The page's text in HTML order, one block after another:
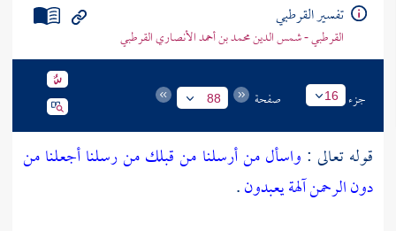
تفسير القرطبي
القرطبي - شمس الدين محمد بن أحمد الأنصاري القرطبي
جزء 16 صفحة 88
قوله تعالى : واسأل من أرسلنا من قبلك من رسلنا أجعلنا من
دون الرحمن آلهة يعبدون.